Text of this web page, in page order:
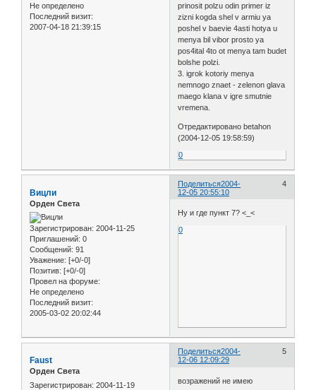
Не определено
Последний визит:
2007-04-18 21:39:15
prinosit polzu odin primer iz
zizni kogda shel v armiu ya
poshel v baevie 4asti hotya u
menya bil vibor prosto ya
pos4ital 4to ot menya tam budet
bolshe polzi.
3. igrok kotoriy menya
nemnogo znaet - zelenon glava
maego klana v igre smutnie
vremena.
Отредактировано betahon
(2004-12-05 19:58:59)
0
Поделиться 4
2004-
12-05 20:55:10
Вицли
Орден Света
Зарегистрирован: 2004-11-25
Приглашений: 0
Сообщений: 91
Уважение: [+0/-0]
Позитив: [+0/-0]
Провел на форуме:
Не определено
Последний визит:
2005-03-02 20:02:44
Ну и где пункт 7? <_<
0
Поделиться 5
2004-
12-06 12:09:29
Faust
Орден Света
Зарегистрирован: 2004-11-19
возражений не имею